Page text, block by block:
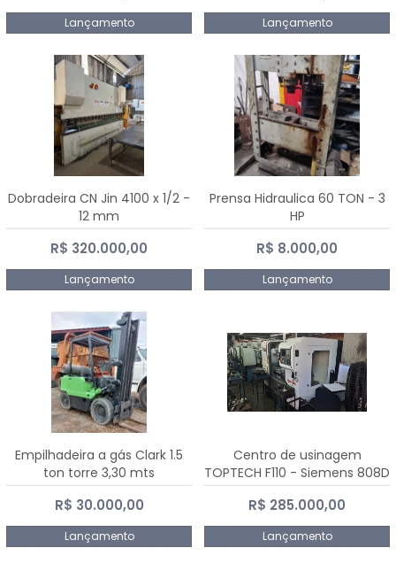
Lançamento Lançamento
Dobradeira CN Jin 4100 x 1/2 -
12 mm
R$ 320.000,00
Lançamento
Prensa Hidraulica 60 TON - 3
HP
R$ 8.000,00
Lançamento
Empilhadeira a gás Clark 1.5
ton torre 3,30 mts
R$ 30.000,00
Lançamento
Centro de usinagem
TOPTECH F110 - Siemens 808D
Advanced
R$ 285.000,00
Lançamento